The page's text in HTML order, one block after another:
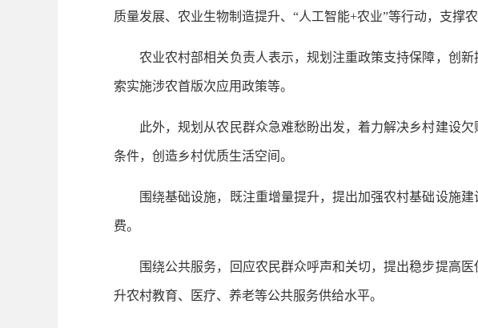
质量发展、农业生物制造提升、“人工智能+农业”等行动，支撑
农业农村部相关负责人表示，规划注重政策支持保障，创新
索实施涉农首版次应用政策等。
此外，规划从农民群众急难愁盼出发，着力解决乡村建设欠
条件，创造乡村优质生活空间。
围绕基础设施，既注重增量提升，提出加强农村基础设施建
费。
围绕公共服务，回应农民群众呼声和关切，提出稳步提高医
升农村教育、医疗、养老等公共服务供给水平。